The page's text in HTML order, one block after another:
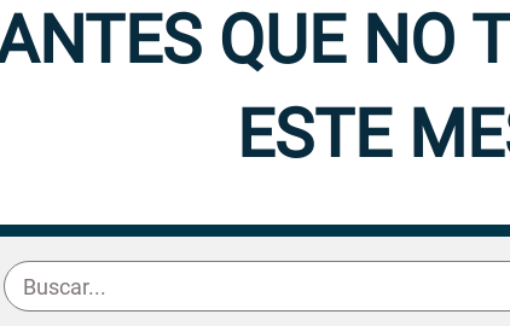
QUE NO
ESTE
Descubrir 14 noviembre